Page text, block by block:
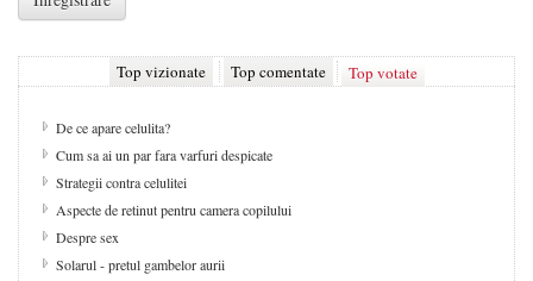
Top vizionate Top comentate Top votate
De ce apare celulita?
Cum sa ai un par fara varfuri despicate
Strategii contra celulitei
Aspecte de retinut pentru camera copilului
Despre sex
Solarul - pretul gambelor aurii